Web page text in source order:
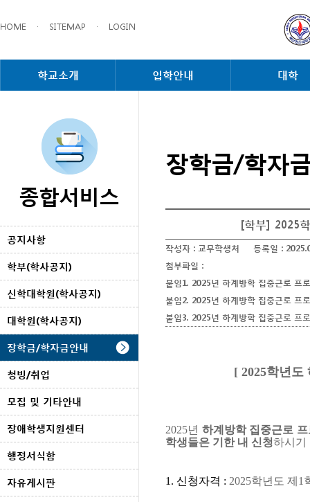
HOME · SITEMAP · LOGIN
학교소개 입학안내 대학
종합서비스
공지사항
학부(학사공지)
신학대학원(학사공지)
대학원(학사공지)
장학금/학자금안내
청빙/취업
모집 및 기타안내
장애학생지원센터
행정서식함
자유게시판
장학금/학자
[학부] 2025
작성자 : 교무학생처 등록일 :
첨부파일 :
붙임1. 2025년 하계방학 집중근로 프
붙임2. 2025년 하계방학 집중근로 프
붙임3. 2025년 하계방학 집중근로 프
[ 2025학년
2025년 하계방학 집중근로
학생들은 기한 내 신청하시기
1. 신청자격 : 2025학년도 제1